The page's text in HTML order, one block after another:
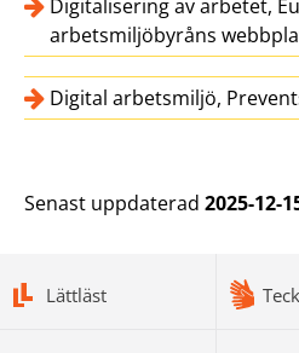
Digitalisering av arbetet,
arbetsmiljöbyråns
Digital arbetsmiljö,
Senast uppdaterad 2025-12-
Lättläst